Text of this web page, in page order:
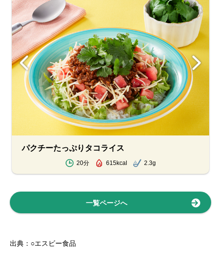
パクチーたっぷりタコライス
20分 615kcal 2.3g
一覧ページへ
出典：○エスビー食品